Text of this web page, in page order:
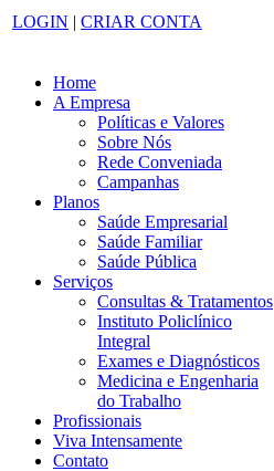
LOGIN | CRIAR CONTA
Home
A Empresa
Políticas e Valores
Sobre Nós
Rede Conveniada
Campanhas
Planos
Saúde Empresarial
Saúde Familiar
Saúde Pública
Serviços
Consultas & Tratamentos
Instituto Policlínico
Integral
Exames e Diagnósticos
Medicina e Engenharia
do Trabalho
Profissionais
Viva Intensamente
Contato